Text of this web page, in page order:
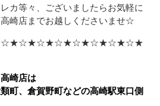
カ等々、ございましたらお気軽に
崎店までお越しくださいませ☆
崎店は
町、倉賀野町などの高崎駅東口側